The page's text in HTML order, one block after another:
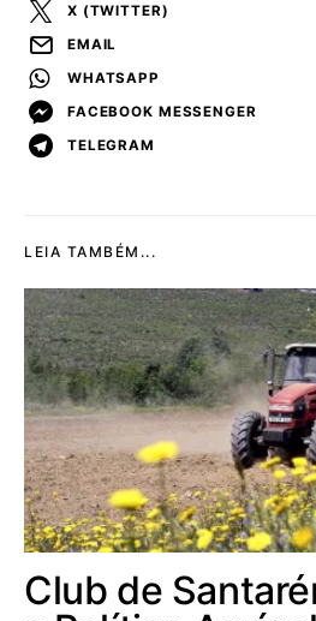
X (TWITTER)
EMAIL
WHATSAPP
FACEBOOK MESSENGER
TELEGRAM
LEIA TAMBÉM...
Club de